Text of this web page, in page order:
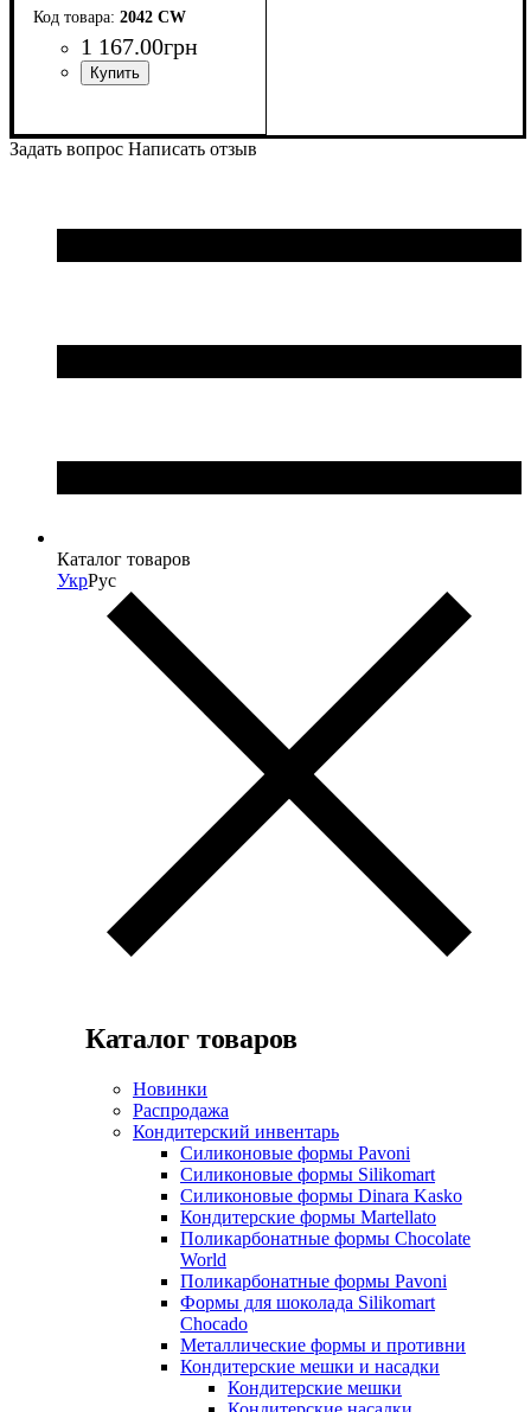
2042 CW
1 167.00грн
Задать вопрос Написать отзыв
Каталог товаров
УкрРус
Каталог товаров
Новинки
Распродажа
Кондитерский инвентарь
Силиконовые формы Pavoni
Силиконовые формы Silikomart
Силиконовые формы Dinara Kasko
Кондитерские формы Martellato
Поликарбонатные формы Chocolate
World
Поликарбонатные формы Pavoni
Формы для шоколада Silikomart
Chocado
Металлические формы и противни
Кондитерские мешки и насадки
Кондитерские мешки